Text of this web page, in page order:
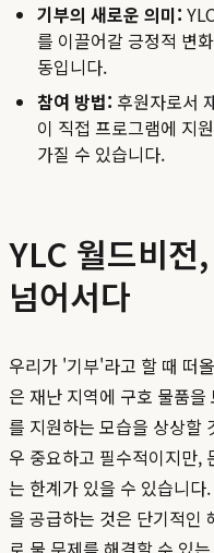
기부의 새로운 의미:
를 이끌어갈 긍정적 변
동입니다.
참여 방법: 후원자로서
이 직접 프로그램에 지
가질 수 있습니다.
YLC 월드비전
넘어서다
우리가 '기부'라고 할 때 떠
은 재난 지역에 구호 물품
를 지원하는 모습을 상상할
우 중요하고 필수적이지만,
는 한계가 있을 수 있습니
을 공급하는 것은 단기적인